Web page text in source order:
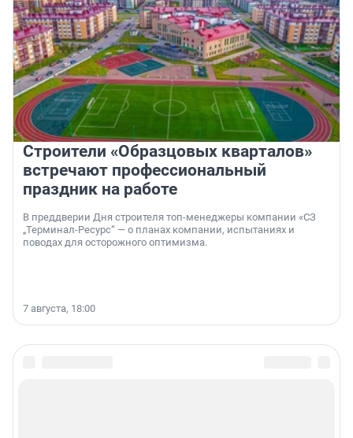
Строители «Образцовых кварталов»
встречают профессиональный
праздник на работе
В преддверии Дня строителя топ-менеджеры компании «СЗ
„Терминал-Ресурс“ — о планах компании, испытаниях и
поводах для осторожного оптимизма.
7 августа, 18:00